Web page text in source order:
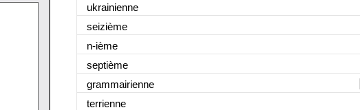
ukrainienne
seizième
n-ième
septième
grammairienne
terrienne